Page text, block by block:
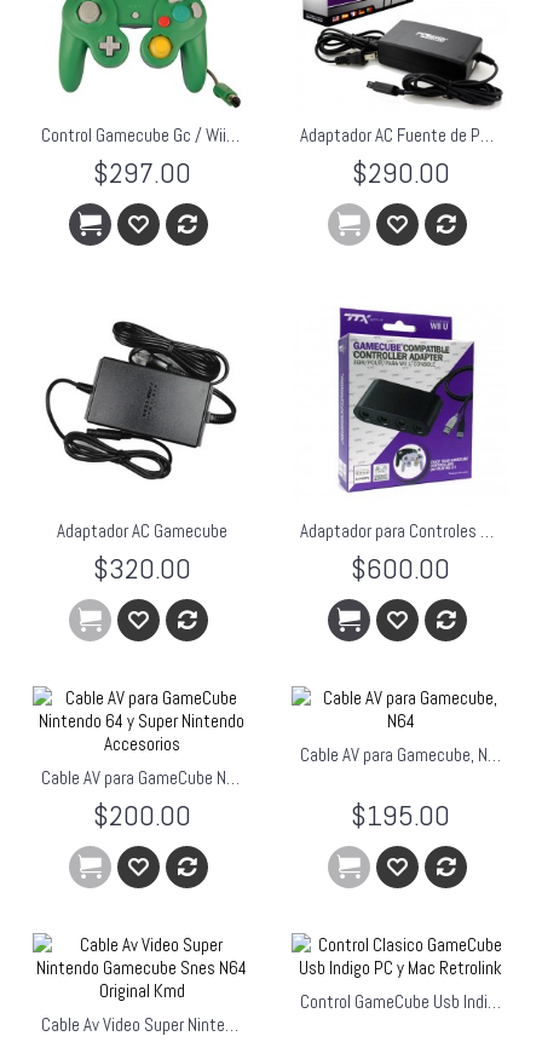
Control Gamecube Gc / Wii TTX Verde
$297.00
Adaptador AC Fuente de Poder Eliminador Gamecube KMD Original
$290.00
Adaptador AC Gamecube
$320.00
Adaptador para Controles GameCube para Wii U 4 puertos para Smash Bros
$600.00
Cable AV para GameCube Nintendo 64 y Super Nintendo
$200.00
Cable AV para Gamecube, N64
$195.00
Cable Av Video Super Nintendo Gamecube Snes N64 Original Kmd
Control GameCube Usb Indigo PC y Mac Retrolink